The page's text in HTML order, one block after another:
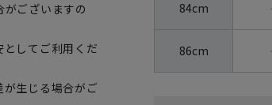
ございますの
してご利用くだ
生じる場合がご
84cm
86cm